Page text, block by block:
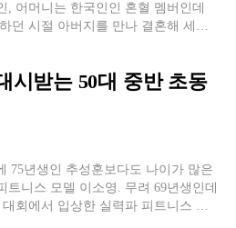
, 어머니는 한국인인 혼혈 멤버인데
던 시절 아버지를 만나 결혼해 세상
시받는 50대 중반 초동
75년생인 추성훈보다도 나이가 많은
니스 모델 이소영. 무려 69년생인데
회에서 입상한 실력파 피트니스 선